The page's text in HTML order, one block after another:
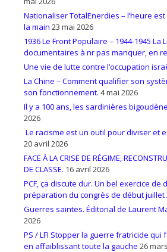
Nationaliser TotalEnerdies – l’heure
la main 23 mai 2026
1936 Le Front Populaire – 1944-1945 La
documentaires à nr pas manquer, en
Une vie de lutte contre l’occupation
La Chine – Comment qualifier son
son fonctionnement. 4 mai 2026
Il y a 100 ans, les sardinières
2026
Le racisme est un outil pour diviser et
20 avril 2026
FACE À LA CRISE DE RÉGIME,
DE CLASSE. 16 avril 2026
PCF, ça discute dur. Un bel exercice de
préparation du congrès de début juillet
Guerres saintes. Éditorial de Laurent
2026
PS / LFI Stopper la guerre fratricide qui
en affaiblissant toute la gauche 26